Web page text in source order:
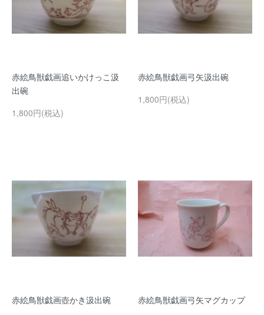
赤絵鳥獣戯画追いかけっこ汲
出碗
1,800円(税込)
赤絵鳥獣戯画弓矢汲出碗
1,800円(税込)
赤絵鳥獣戯画壺かき汲出碗
赤絵鳥獣戯画弓矢マグカップ